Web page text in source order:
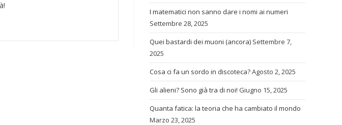
I matematici non sanno dare i nomi ai numeri
Settembre 28, 2025
Quei bastardi dei muoni (ancora) Settembre 7,
2025
Cosa ci fa un sordo in discoteca?Agosto 2, 2025
Gli alieni? Sono già tra di noi! Giugno 15, 2025
Quanta fatica: la teoria che ha cambiato il mondo
Marzo 23, 2025